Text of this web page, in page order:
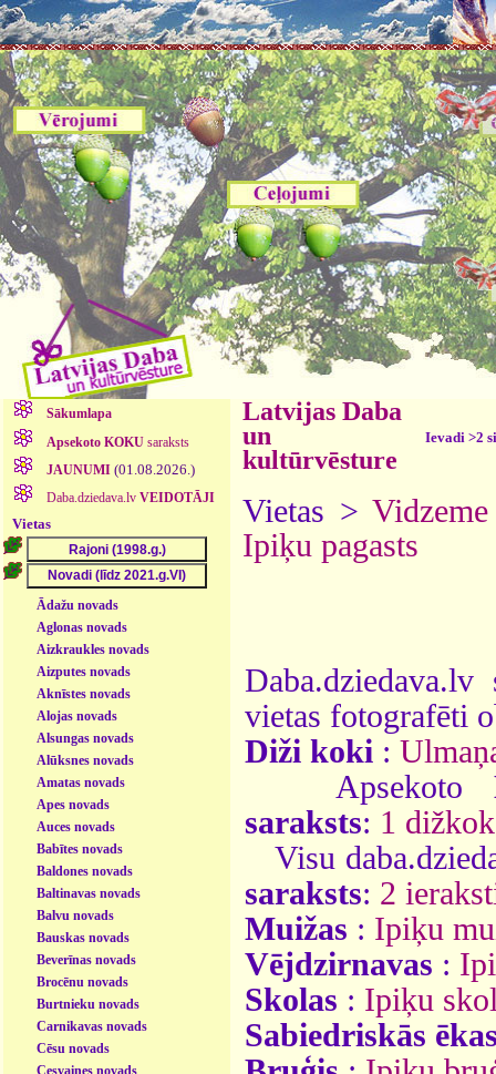
Sākumlapa
Apsekoto KOKUsaraksts
JAUNUMI (01.08.2026.)
Daba.dziedava.lv VEIDOTĀJI
Vietas
Ādažu novads
Aglonas novads
Aizkraukles novads
Aizputes novads
Aknīstes novads
Alojas novads
Alsungas novads
Alūksnes novads
Amatas novads
Apes novads
Auces novads
Babītes novads
Baldones novads
Baltinavas novads
Balvu novads
Bauskas novads
Beverīnas novads
Brocēnu novads
Burtnieku novads
Carnikavas novads
Cēsu novads
Cesvaines novads
Latvijas Daba
un
kultūrvēsture
Ievadi >2
Vietas >Vidzeme
Ipiķu pagasts
vietas fotografēti
Diži koki :
Apsekoto
saraksts: 1
Visu
saraksts: 2
Muižas : Ipiķu
Vējdzirnavas :
Skolas : Ipiķu
Sabiedriskās